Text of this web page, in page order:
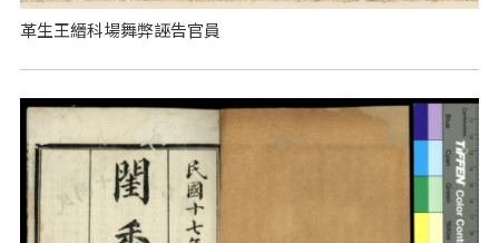
革生王縉科場舞弊誣告官員